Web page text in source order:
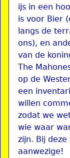
ijs in een
is voor Bier
langs de
ons), en
van de
The
op de
een
willen
zodat we
wie waar
zijn. Bij
aanwezige!